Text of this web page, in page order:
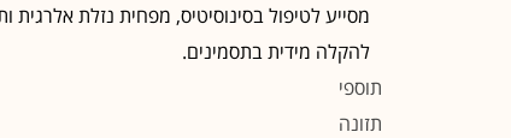
מסייע לטיפול בסינוסיטיס, מפחית נזלת אלרגית
להקלה מידית בתסמינים.
תוספי
תזונה